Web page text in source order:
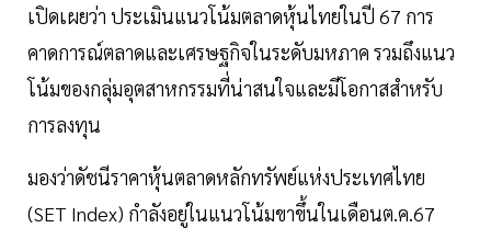
เปิดเผยว่า ประเมินแนวโน้มตลาดหุ้นไทยในปี 67 การ
คาดการณ์ตลาดและเศรษฐกิจในระดับมหภาค รวมถึงแนว
โน้มของกลุ่มอุตสาหกรรมที่น่าสนใจและมีโอกาสสำหรับ
การลงทุน
มองว่าดัชนีราคาหุ้นตลาดหลักทรัพย์แห่งประเทศไทย
(SET Index) กำลังอยู่ในแนวโน้มขาขึ้นในเดือนต.ค.67